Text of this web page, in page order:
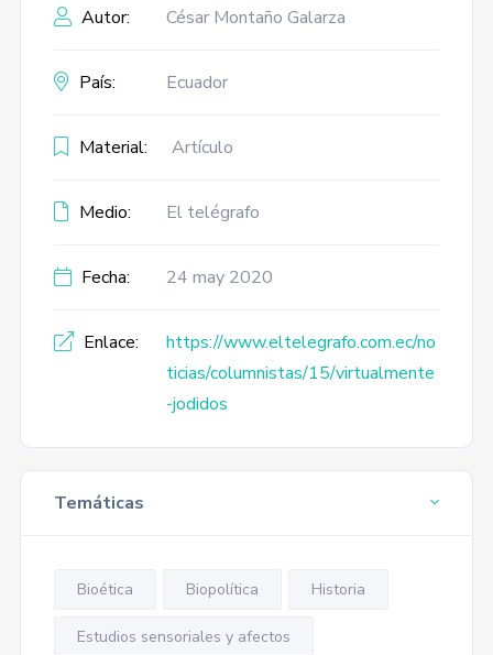
Autor: César Montaño Galarza
País: Ecuador
Material: Artículo
Medio: El telégrafo
Fecha: 24 may 2020
Enlace:
https://www.eltelegrafo.com.ec/no
ticias/columnistas/15/virtualmente
-jodidos
Temáticas
Bioética Biopolítica Historia
Estudios sensoriales y afectos